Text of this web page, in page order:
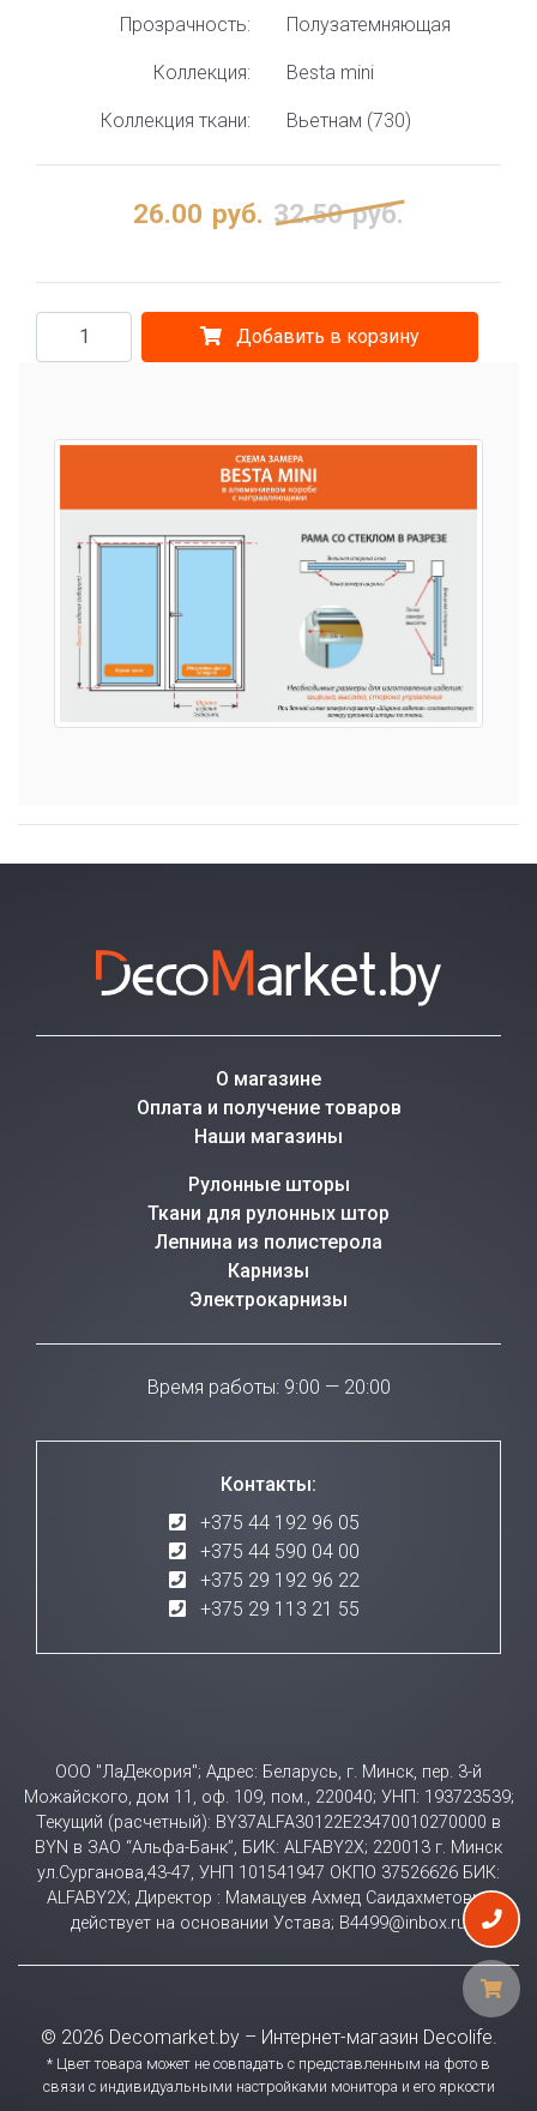
Прозрачность: Полузатемняющая
Коллекция: Besta mini
Коллекция ткани: Вьетнам (730)
26.00 руб. 32.50 руб.
Добавить в корзину
О магазине
Оплата и получение товаров
Наши магазины
Рулонные шторы
Ткани для рулонных штор
Лепнина из полистерола
Карнизы
Электрокарнизы
Время работы: 9:00 — 20:00
Контакты:
+375 44 192 96 05
+375 44 590 04 00
+375 29 192 96 22
+375 29 113 21 55
ООО "ЛаДекория"; Адрес: Беларусь, г. Минск, пер. 3-й
Можайского, дом 11, оф. 109, пом., 220040; УНП: 193723539;
Текущий (расчетный): BY37ALFA30122E23470010270000 в
BYN в ЗАО “Альфа-Банк”, БИК: ALFABY2X; 220013 г. Минск
ул.Сурганова,43-47, УНП 101541947 ОКПО 37526626 БИК:
ALFABY2X; Директор : Мамацуев Ахмед Саидахметович
действует на основании Устава; B4499@inbox.ru
© 2026 Decomarket.by – Интернет-магазин Decolife.
* Цвет товара может не совпадать с представленным на фото в
связи с индивидуальными настройками монитора и его яркости